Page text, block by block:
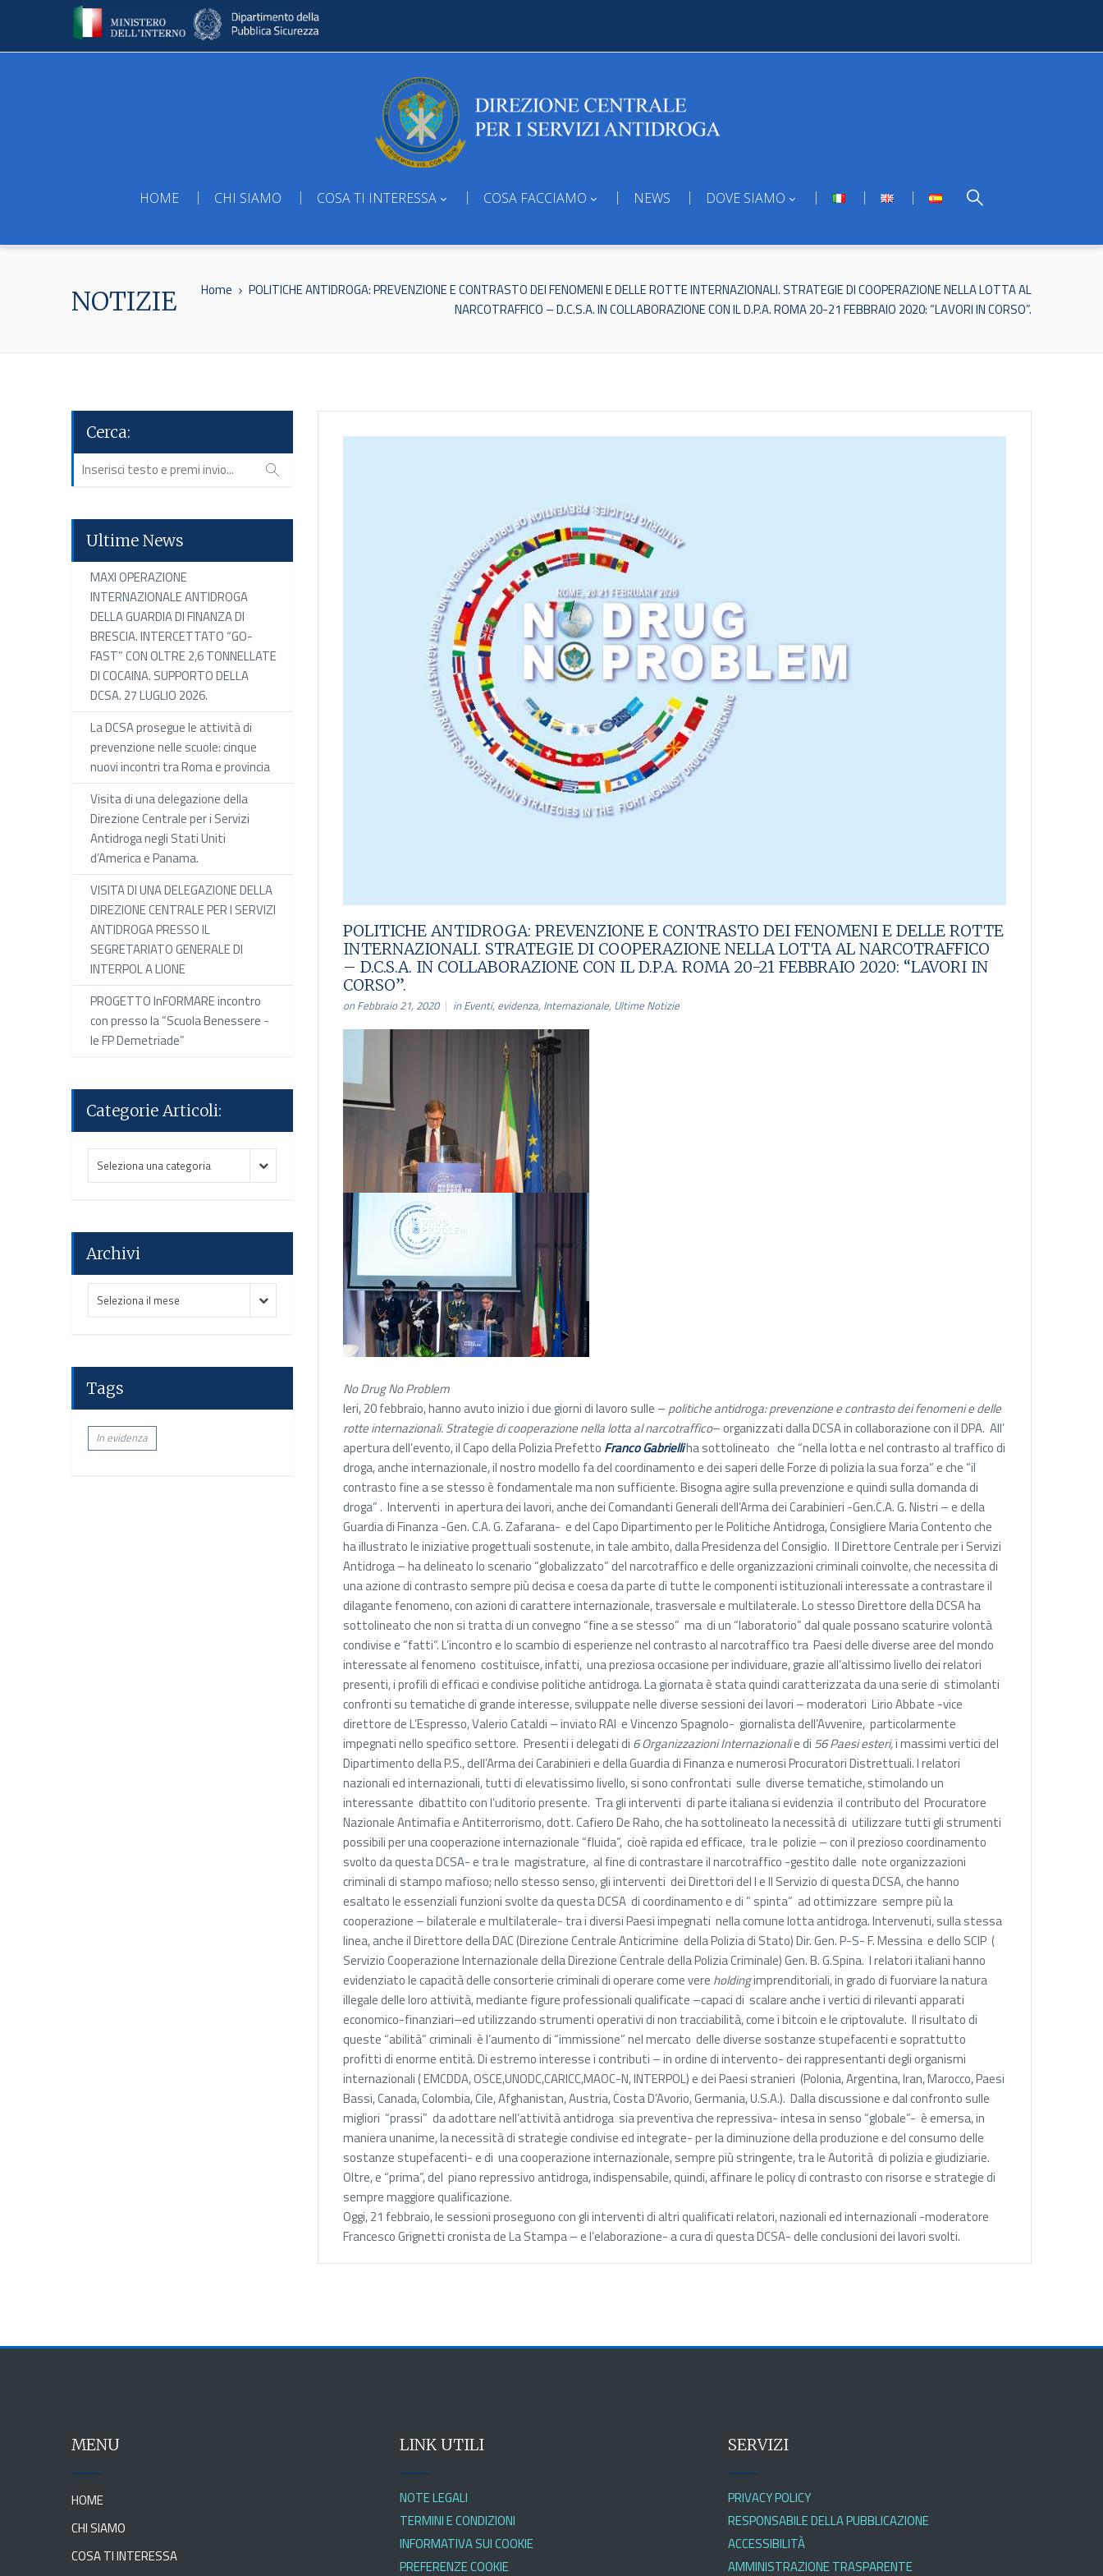
HOME CHI SIAMO COSA TI INTERESSA COSA FACCIAMO NEWS DOVE SIAMO
NOTIZIE Home
POLITICHE ANTIDROGA: PREVENZIONE E CONTRASTO DEI FENOMENI E DELLE ROTTE INTERNAZIONALI. STRATEGIE DI COOPERAZIONE NELLA LOTTA AL
NARCOTRAFFICO – D.C.S.A. IN COLLABORAZIONE CON IL D.P.A. ROMA 20-21 FEBBRAIO 2020: “LAVORI IN CORSO”.
Cerca:
Ultime News
MAXI OPERAZIONE
INTERNAZIONALE ANTIDROGA
DELLA GUARDIA DI FINANZA DI
BRESCIA. INTERCETTATO “GO-
FAST” CON OLTRE 2,6 TONNELLATE
DI COCAINA. SUPPORTO DELLA
DCSA. 27 LUGLIO 2026.
La DCSA prosegue le attività di
prevenzione nelle scuole: cinque
nuovi incontri tra Roma e provincia
Visita di una delegazione della
Direzione Centrale per i Servizi
Antidroga negli Stati Uniti
d’America e Panama.
VISITA DI UNA DELEGAZIONE DELLA
DIREZIONE CENTRALE PER I SERVIZI
ANTIDROGA PRESSO IL
SEGRETARIATO GENERALE DI
INTERPOL A LIONE
PROGETTO InFORMARE incontro
con presso la “Scuola Benessere -
le FP Demetriade”
Categorie Articoli:
Categorie
Seleziona una categoria
Categorie
Articoli:
Archivi
Archivi
Seleziona il mese
Archivi
Tags
In evidenza
POLITICHE ANTIDROGA: PREVENZIONE E CONTRASTO DEI FENOMENI E DELLE ROTTE
INTERNAZIONALI. STRATEGIE DI COOPERAZIONE NELLA LOTTA AL NARCOTRAFFICO
– D.C.S.A. IN COLLABORAZIONE CON IL D.P.A. ROMA 20-21 FEBBRAIO 2020: “LAVORI IN
CORSO”.
on Febbraio 21, 2020 inEventi, evidenza, Internazionale, Ultime Notizie
No Drug No Problem
Ieri, 20 febbraio, hanno avuto inizio i due giorni di lavoro sulle – politiche antidroga: prevenzione e contrasto dei fenomeni e delle
rotte internazionali. Strategie di cooperazione nella lotta al narcotraffico– organizzati dalla DCSA in collaborazione con il DPA. All’
apertura dell’evento, il Capo della Polizia Prefetto Franco Gabrielliha sottolineato che “nella lotta e nel contrasto al traffico di
droga, anche internazionale, il nostro modello fa del coordinamento e dei saperi delle Forze di polizia la sua forza” e che “il
contrasto fine a se stesso è fondamentale ma non sufficiente. Bisogna agire sulla prevenzione e quindi sulla domanda di
droga” . Interventi in apertura dei lavori, anche dei Comandanti Generali dell’Arma dei Carabinieri -Gen.C.A. G. Nistri – e della
Guardia di Finanza -Gen. C.A. G. Zafarana- e del Capo Dipartimento per le Politiche Antidroga, Consigliere Maria Contento che
ha illustrato le iniziative progettuali sostenute, in tale ambito, dalla Presidenza del Consiglio. Il Direttore Centrale per i Servizi
Antidroga – ha delineato lo scenario “globalizzato” del narcotraffico e delle organizzazioni criminali coinvolte, che necessita di
una azione di contrasto sempre più decisa e coesa da parte di tutte le componenti istituzionali interessate a contrastare il
dilagante fenomeno, con azioni di carattere internazionale, trasversale e multilaterale. Lo stesso Direttore della DCSA ha
sottolineato che non si tratta di un convegno “fine a se stesso” ma di un “laboratorio” dal quale possano scaturire volontà
condivise e “fatti”. L’incontro e lo scambio di esperienze nel contrasto al narcotraffico tra Paesi delle diverse aree del mondo
interessate al fenomeno costituisce, infatti, una preziosa occasione per individuare, grazie all’altissimo livello dei relatori
presenti, i profili di efficaci e condivise politiche antidroga. La giornata è stata quindi caratterizzata da una serie di stimolanti
confronti su tematiche di grande interesse, sviluppate nelle diverse sessioni dei lavori – moderatori Lirio Abbate -vice
direttore de L’Espresso, Valerio Cataldi – inviato RAI e Vincenzo Spagnolo- giornalista dell’Avvenire, particolarmente
impegnati nello specifico settore. Presenti i delegati di 6 Organizzazioni Internazionalie di 56 Paesi esteri,i massimi vertici del
Dipartimento della P.S., dell’Arma dei Carabinieri e della Guardia di Finanza e numerosi Procuratori Distrettuali. I relatori
nazionali ed internazionali, tutti di elevatissimo livello, si sono confrontati sulle diverse tematiche, stimolando un
interessante dibattito con l’uditorio presente. Tra gli interventi di parte italiana si evidenzia il contributo del Procuratore
Nazionale Antimafia e Antiterrorismo, dott. Cafiero De Raho, che ha sottolineato la necessità di utilizzare tutti gli strumenti
possibili per una cooperazione internazionale “fluida”, cioè rapida ed efficace, tra le polizie – con il prezioso coordinamento
svolto da questa DCSA- e tra le magistrature, al fine di contrastare il narcotraffico -gestito dalle note organizzazioni
criminali di stampo mafioso; nello stesso senso, gli interventi dei Direttori del I e II Servizio di questa DCSA, che hanno
esaltato le essenziali funzioni svolte da questa DCSA di coordinamento e di ” spinta” ad ottimizzare sempre più la
cooperazione – bilaterale e multilaterale- tra i diversi Paesi impegnati nella comune lotta antidroga. Intervenuti, sulla stessa
linea, anche il Direttore della DAC (Direzione Centrale Anticrimine della Polizia di Stato) Dir. Gen. P-S- F. Messina e dello SCIP (
Servizio Cooperazione Internazionale della Direzione Centrale della Polizia Criminale) Gen. B. G.Spina. I relatori italiani hanno
evidenziato le capacità delle consorterie criminali di operare come vere holdingimprenditoriali, in grado di fuorviare la natura
illegale delle loro attività, mediante figure professionali qualificate –capaci di scalare anche i vertici di rilevanti apparati
economico-finanziari–ed utilizzando strumenti operativi di non tracciabilità, come i bitcoin e le criptovalute. Il risultato di
queste “abilità” criminali è l’aumento di “immissione” nel mercato delle diverse sostanze stupefacenti e soprattutto
profitti di enorme entità. Di estremo interesse i contributi – in ordine di intervento- dei rappresentanti degli organismi
internazionali ( EMCDDA, OSCE,UNODC,CARICC,MAOC-N, INTERPOL) e dei Paesi stranieri (Polonia, Argentina, Iran, Marocco, Paesi
Bassi, Canada, Colombia, Cile, Afghanistan, Austria, Costa D’Avorio, Germania, U.S.A.). Dalla discussione e dal confronto sulle
migliori “prassi” da adottare nell’attività antidroga sia preventiva che repressiva- intesa in senso “globale”- è emersa, in
maniera unanime, la necessità di strategie condivise ed integrate- per la diminuzione della produzione e del consumo delle
sostanze stupefacenti- e di una cooperazione internazionale, sempre più stringente, tra le Autorità di polizia e giudiziarie.
Oltre, e “prima”, del piano repressivo antidroga, indispensabile, quindi, affinare le policy di contrasto con risorse e strategie di
sempre maggiore qualificazione.
Oggi, 21 febbraio, le sessioni proseguono con gli interventi di altri qualificati relatori, nazionali ed internazionali -moderatore
Francesco Grignetti cronista de La Stampa – e l’elaborazione- a cura di questa DCSA- delle conclusioni dei lavori svolti.
MENU
HOME
CHI SIAMO
COSA TI INTERESSA
LINK UTILI
NOTE LEGALI
TERMINI E CONDIZIONI
INFORMATIVA SUI COOKIE
PREFERENZE COOKIE
SERVIZI
PRIVACY POLICY
RESPONSABILE DELLA PUBBLICAZIONE
ACCESSIBILITÀ
AMMINISTRAZIONE TRASPARENTE